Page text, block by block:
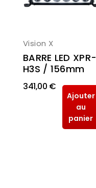
Vision X
BARRE LED XPR-
H3S / 156mm
341,00 €
Ajouter
au
panier